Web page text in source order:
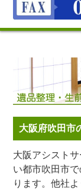
大阪府吹田市
大阪アシスト
い都市吹田市
ります。他社